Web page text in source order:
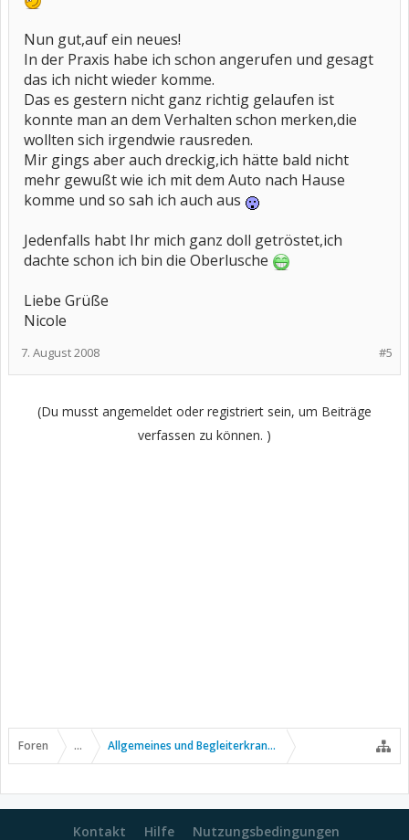
Nun gut,auf ein neues!
In der Praxis habe ich schon angerufen und gesagt
das ich nicht wieder komme.
Das es gestern nicht ganz richtig gelaufen ist
konnte man an dem Verhalten schon merken,die
wollten sich irgendwie rausreden.
Mir gings aber auch dreckig,ich hätte bald nicht
mehr gewußt wie ich mit dem Auto nach Hause
komme und so sah ich auch aus
Jedenfalls habt Ihr mich ganz doll getröstet,ich
dachte schon ich bin die Oberlusche
Liebe Grüße
Nicole
#5
7. August 2008
(Du musst angemeldet oder registriert sein, um Beiträge
verfassen zu können. )
Foren ... Allgemeines und Begleiterkrankungen
Kontakt Hilfe Nutzungsbedingungen